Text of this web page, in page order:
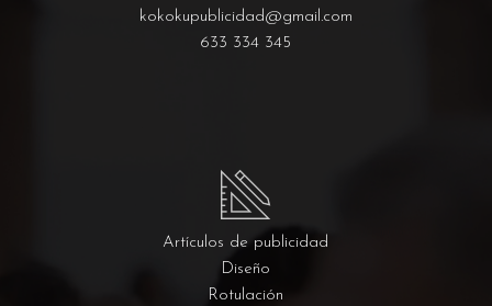
kokokupublicidad@gmail.com
633 334 345
Artículos de publicidad
Diseño
Rotulación